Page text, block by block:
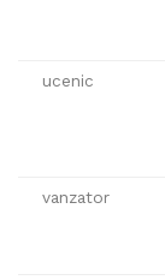
ucenic
vanzator